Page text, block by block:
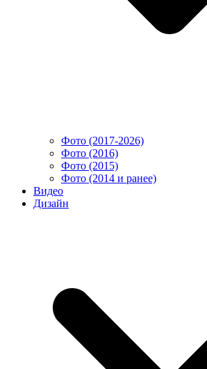
Фото (2017-2026)
Фото (2016)
Фото (2015)
Фото (2014 и ранее)
Видео
Дизайн